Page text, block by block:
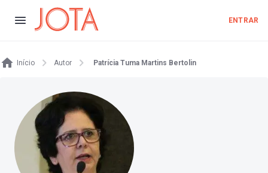
ENTRAR
Início Autor Patrícia Tuma Martins Bertolin